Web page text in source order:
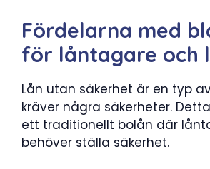
Fördelarna med
för låntagare och
Lån utan säkerhet är en typ
kräver några säkerheter.
ett traditionellt bolån där
behöver ställa säkerhet.